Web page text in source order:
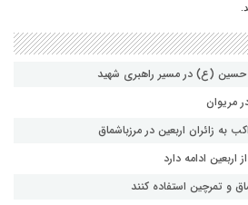
(ع) در مسیر راهبری شهید
مریوان
به زائران اربعین در مرزباشماق
و تمرچین استفاده کنند